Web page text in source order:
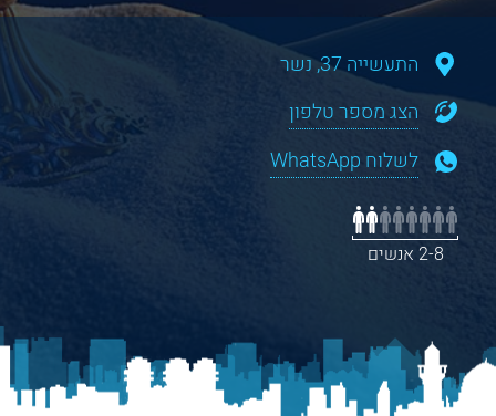
התעשייה 37, נשר
הצג מספר טלפון
לשלוח WhatsApp
2-8 אנשים